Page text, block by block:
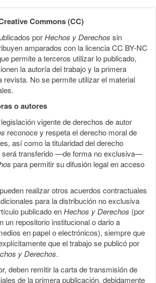
Commons (CC)
porHechos y Derechos sin
amparados con la licencia CC BY-NC
permite a terceros utilizar lo publicado,
la autoría del trabajo y la primera
revista. No se permite utilizar el material
o autores
vigente de derechos de autor
reconoce y respeta el derecho moral de
así como la titularidad del derecho
será transferido —de forma no exclusiva—
para permitir su difusión legal en acceso
realizar otros acuerdos contractuales
para la distribución no exclusiva
publicado enHechos y Derechos (por
un repositorio institucional o darlo a
en papel o electrónicos), siempre que
que el trabajo se publicó por
y Derechos.
deben remitir la carta de transmisión de
de la primera publicación, debidamente